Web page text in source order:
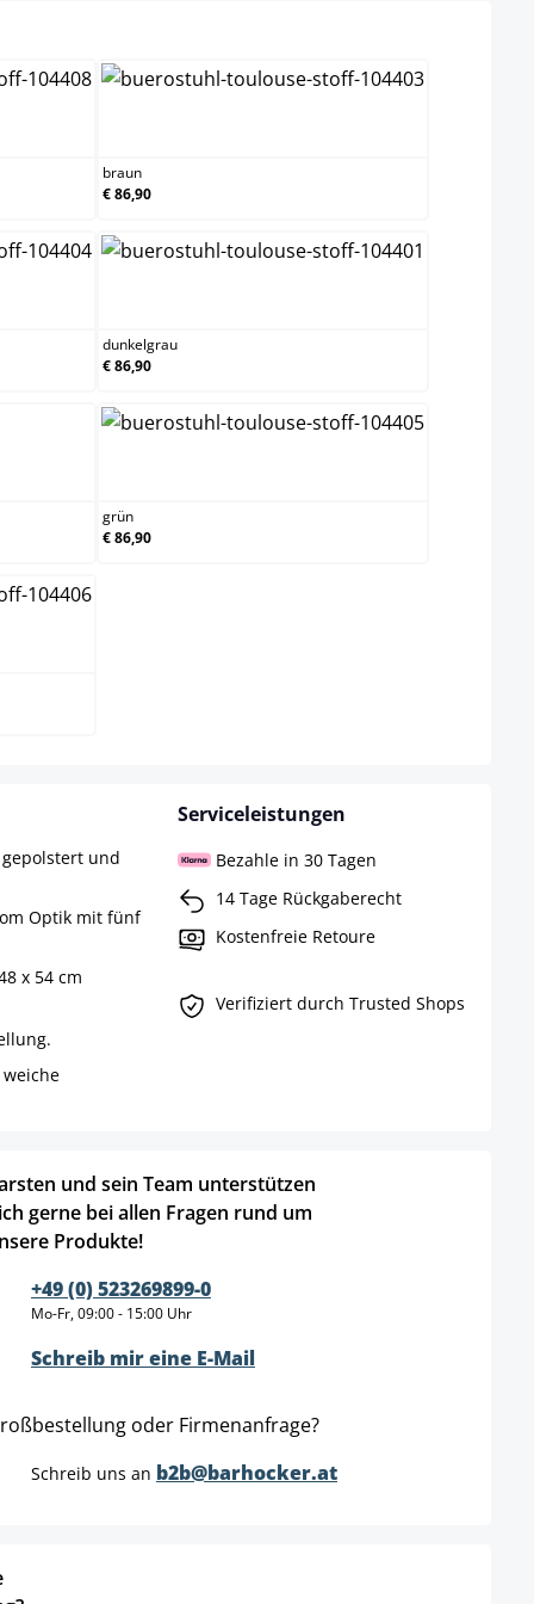
braun
€ 86,90
dunkelgrau
€ 86,90
grün
€ 86,90
und
Optik mit fünf
x 54 cm
Serviceleistungen
Bezahle in 30 Tagen
14 Tage Rückgaberecht
Kostenfreie Retoure
Verifiziert durch Trusted Shops
und sein Team unterstützen
gerne bei allen Fragen rund um
Produkte!
+49 (0) 523269899-0
Mo-Fr, 09:00 - 15:00 Uhr
Schreib mir eine E-Mail
oder Firmenanfrage?
Schreib uns an b2b@barhocker.at